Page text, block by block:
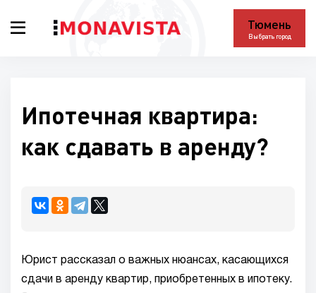
Тюмень
Выбрать город
Ипотечная квартира:
как сдавать в аренду?
Юрист рассказал о важных нюансах, касающихся
сдачи в аренду квартир, приобретенных в ипотеку.